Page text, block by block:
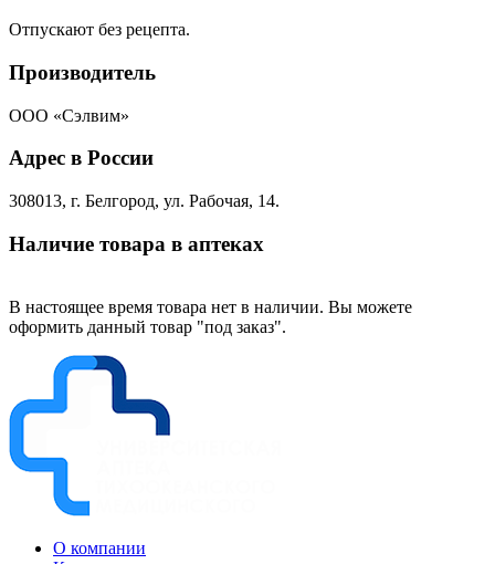
Отпускают без рецепта.
Производитель
ООО «Сэлвим»
Адрес в России
308013, г. Белгород, ул. Рабочая, 14.
Наличие товара в аптеках
В настоящее время товара нет в наличии. Вы можете
оформить данный товар "под заказ".
О компании